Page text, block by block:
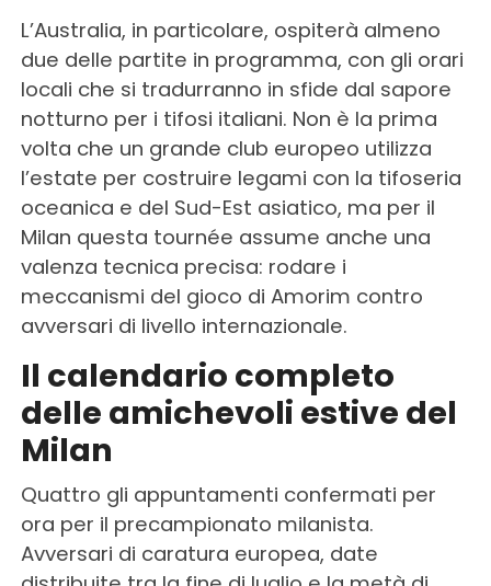
L’Australia, in particolare, ospiterà almeno
due delle partite in programma, con gli orari
locali che si tradurranno in sfide dal sapore
notturno per i tifosi italiani. Non è la prima
volta che un grande club europeo utilizza
l’estate per costruire legami con la tifoseria
oceanica e del Sud-Est asiatico, ma per il
Milan questa tournée assume anche una
valenza tecnica precisa: rodare i
meccanismi del gioco di Amorim contro
avversari di livello internazionale.
Il calendario completo
delle amichevoli estive del
Milan
Quattro gli appuntamenti confermati per
ora per il precampionato milanista.
Avversari di caratura europea, date